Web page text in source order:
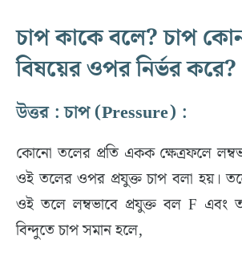
চাপ কাকে বলে? চাপ
বিষয়ের ওপর নির্ভর করে?
উত্তর : চাপ (Pressure) :
কোনো তলের প্রতি একক ক্ষেত্রফলে
ওই তলের ওপর প্রযুক্ত চাপ বলা হয়।
ওই তলে লম্বভাবে প্রযুক্ত বল F এবং
বিন্দুতে চাপ সমান হলে,